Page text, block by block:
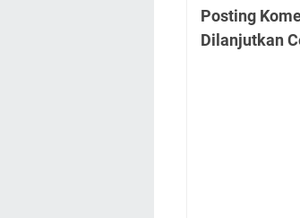
Posting
Dilanjutkan